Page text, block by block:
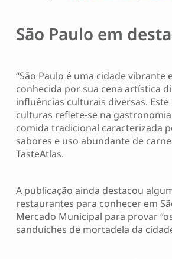
São Paulo em
“São Paulo é uma cidade vibrante
conhecida por sua cena artística
influências culturais diversas.
culturas reflete-se na
comida tradicional caracterizada
sabores e uso abundante de
TasteAtlas.
A publicação ainda destacou
restaurantes para conhecer em
Mercado Municipal para provar
sanduíches de mortadela da